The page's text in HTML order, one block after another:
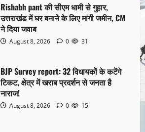
Rishabh pant की सीएम धामी से गुहार,
उत्तराखंड में घर बनाने के लिए मांगी जमीन, CM
ने दिया जवाब
August 8, 2026 0 31
BJP Survey report: 32 विधायकों के कटेंगे
टिकट, क्षेत्र में खराब प्रदर्शन से जनता है
नाराज!
August 8, 2026 0 15